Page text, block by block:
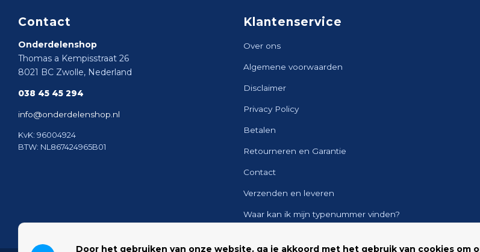
Contact
Onderdelenshop
Thomas a Kempisstraat 26
8021 BC Zwolle, Nederland
038 45 45 294
info@onderdelenshop.nl
KvK: 96004924
BTW: NL867424965B01
Klantenservice
Over ons
Algemene voorwaarden
Disclaimer
Privacy Policy
Betalen
Retourneren en Garantie
Contact
Verzenden en leveren
Waar kan ik mijn typenummer vinden?
Door het gebruiken van onze website, ga je akkoord met het gebruik van cookies om